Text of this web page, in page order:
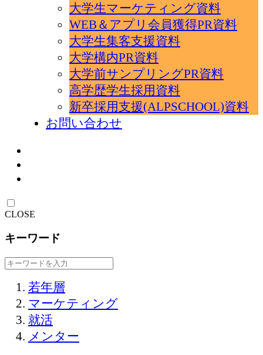
大学生マーケティング資料
WEB＆アプリ会員獲得PR資料
大学生集客支援資料
大学構内PR資料
大学前サンプリングPR資料
高学歴学生採用資料
新卒採用支援(ALPSCHOOL)資料
お問い合わせ
CLOSE
キーワード
若年層
マーケティング
就活
メンター